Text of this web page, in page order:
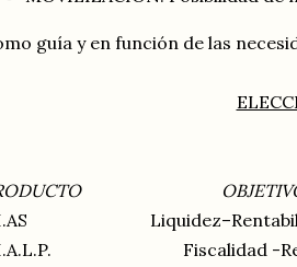
guía y en función de las
Fiscalidad -